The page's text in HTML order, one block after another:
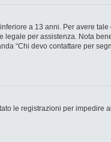
a 13 anni. Per avere
per assistenza. Nota
“Chi devo contattare per
le registrazioni per impedire